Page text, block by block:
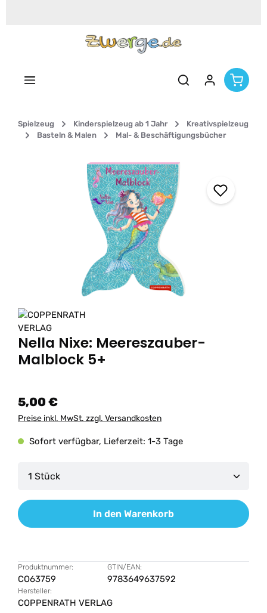
Spielzeug Kinderspielzeug ab 1 Jahr
Kreativspielzeug
Basteln & Malen
Mal- & Beschäftigungsbücher
Bildergalerie überspringen
Nella Nixe: Meereszauber-
Malblock 5+
5,00 €
Preise inkl. MwSt. zzgl. Versandkosten
Sofort verfügbar, Lieferzeit: 1-3 Tage
Produkt Anzahl: Gib den gewünschten Wert
In den Warenkorb
Produktnummer:
CO63759
GTIN/EAN:
9783649637592
Hersteller:
COPPENRATH VERLAG